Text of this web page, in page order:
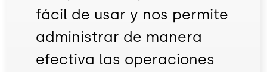
fácil de usar y nos permite
administrar de manera
efectiva las operaciones